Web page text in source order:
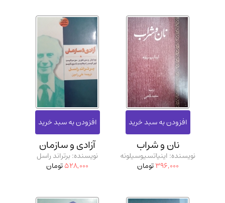
نان و شراب
نویسنده: اینیاتسیوسیلونه
396,000تومان
آزادی و سازمان
نویسنده: برتراند راسل
528,000تومان